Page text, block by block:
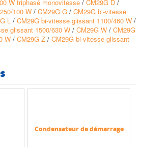
robustesse d'utilisation
à haute dissipation thermique
de chaleur dans le flux d'air
monophasées, mono-vitesse ou bi-vitesse
pour une adaptation fine au besoin
résistance aux chocs IK 07 garantissant
virole ou grille grâce aux bossages et
tailles CF, CM et HE
cuivre électrolytique
sous pression, encoches inclinées,
W triphasé monovitesse / CM29G D /
100 W / CM29G G / CM29G bi-vitesse
L / CM29G bi-vitesse glissant 1100/460 W /
glissant 1500/630 W / CM29G W / CM29G
W / CM29G Z / CM29G bi-vitesse glissant
Condensateur de démarrage